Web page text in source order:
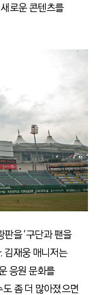
로운 콘텐츠를
을 ‘구단과 팬을
김재웅 매니저는
응원 문화를
좀 더 많아졌으면